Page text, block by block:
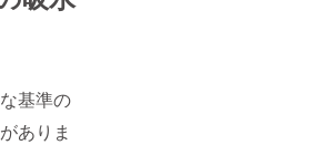
基準の
ありま